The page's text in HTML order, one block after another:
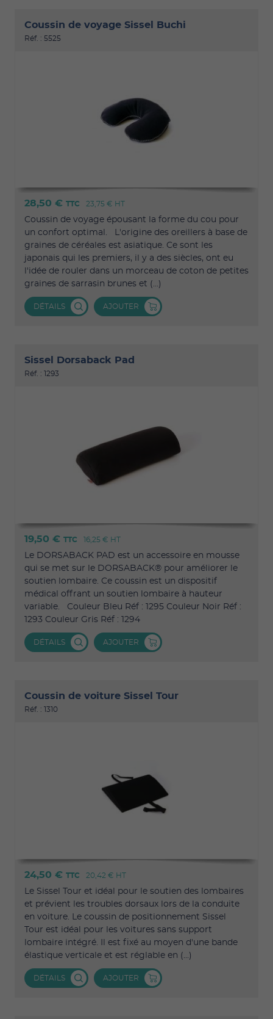
Coussin de voyage Sissel Buchi
Réf. : 5525
28,50 € TTC 23,75 € HT
Coussin de voyage épousant la forme du cou pour
un confort optimal. L'origine des oreillers à base de
graines de céréales est asiatique. Ce sont les
japonais qui les premiers, il y a des siècles, ont eu
l'idée de rouler dans un morceau de coton de petites
graines de sarrasin brunes et (...)
DÉTAILS AJOUTER
Sissel Dorsaback Pad
Réf. : 1293
19,50 € TTC 16,25 € HT
Le DORSABACK PAD est un accessoire en mousse
qui se met sur le DORSABACK® pour améliorer le
soutien lombaire. Ce coussin est un dispositif
médical offrant un soutien lombaire à hauteur
variable. Couleur Bleu Réf : 1295 Couleur Noir Réf :
1293 Couleur Gris Réf : 1294
DÉTAILS AJOUTER
Coussin de voiture Sissel Tour
Réf. : 1310
24,50 € TTC 20,42 € HT
Le Sissel Tour et idéal pour le soutien des lombaires
et prévient les troubles dorsaux lors de la conduite
en voiture. Le coussin de positionnement Sissel
Tour est idéal pour les voitures sans support
lombaire intégré. Il est fixé au moyen d'une bande
élastique verticale et est réglable en (...)
DÉTAILS AJOUTER